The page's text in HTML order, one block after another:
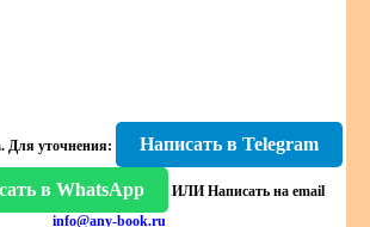
Для уточнения: Написать в Telegram
в WhatsApp ИЛИ Написать на email
info@any-book.ru